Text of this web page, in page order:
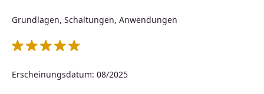
Grundlagen, Schaltungen, Anwendungen
Erscheinungsdatum: 08/2025